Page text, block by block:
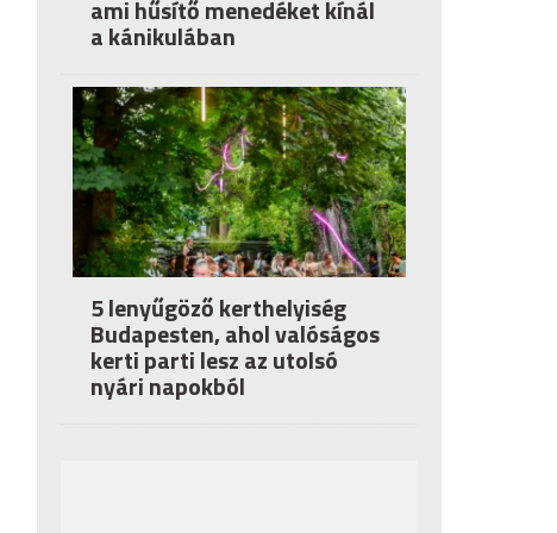
ami hűsítő menedéket kínál
a kánikulában
5 lenyűgöző kerthelyiség
Budapesten, ahol valóságos
kerti parti lesz az utolsó
nyári napokból